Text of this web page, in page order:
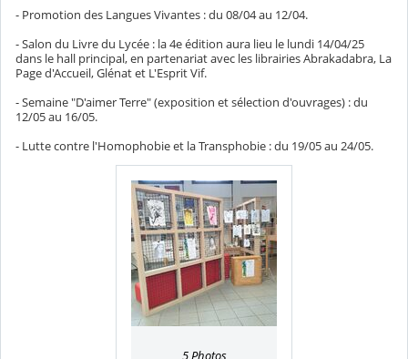
- Promotion des Langues Vivantes : du 08/04 au 12/04.
- Salon du Livre du Lycée : la 4e édition aura lieu le lundi 14/04/25
dans le hall principal, en partenariat avec les librairies Abrakadabra, La
Page d'Accueil, Glénat et L'Esprit Vif.
- Semaine "D'aimer Terre" (exposition et sélection d'ouvrages) : du
12/05 au 16/05.
- Lutte contre l'Homophobie et la Transphobie : du 19/05 au 24/05.
5 Photos